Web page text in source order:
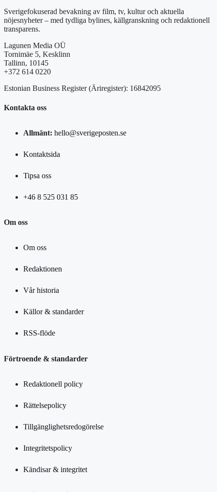
Sverigefokuserad bevakning av film, tv, kultur och aktuella
nöjesnyheter – med tydliga bylines, källgranskning och redaktionell
transparens.
Lagunen Media OÜ
Tornimäe 5, Kesklinn
Tallinn, 10145
+372 614 0220
Estonian Business Register (Äriregister): 16842095
Kontakta oss
Allmänt: hello@sverigeposten.se
Kontaktsida
Tipsa oss
+46 8 525 031 85
Om oss
Om oss
Redaktionen
Vår historia
Källor & standarder
RSS-flöde
Förtroende & standarder
Redaktionell policy
Rättelsepolicy
Tillgänglighetsredogörelse
Integritetspolicy
Kändisar & integritet